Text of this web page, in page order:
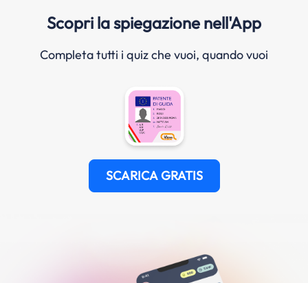
Scopri la spiegazione nell'App
Completa tutti i quiz che vuoi, quando vuoi
SCARICA GRATIS